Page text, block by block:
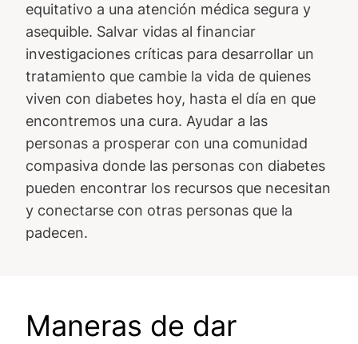
equitativo a una atención médica segura y
asequible. Salvar vidas al financiar
investigaciones críticas para desarrollar un
tratamiento que cambie la vida de quienes
viven con diabetes hoy, hasta el día en que
encontremos una cura. Ayudar a las
personas a prosperar con una comunidad
compasiva donde las personas con diabetes
pueden encontrar los recursos que necesitan
y conectarse con otras personas que la
padecen.
Maneras de dar